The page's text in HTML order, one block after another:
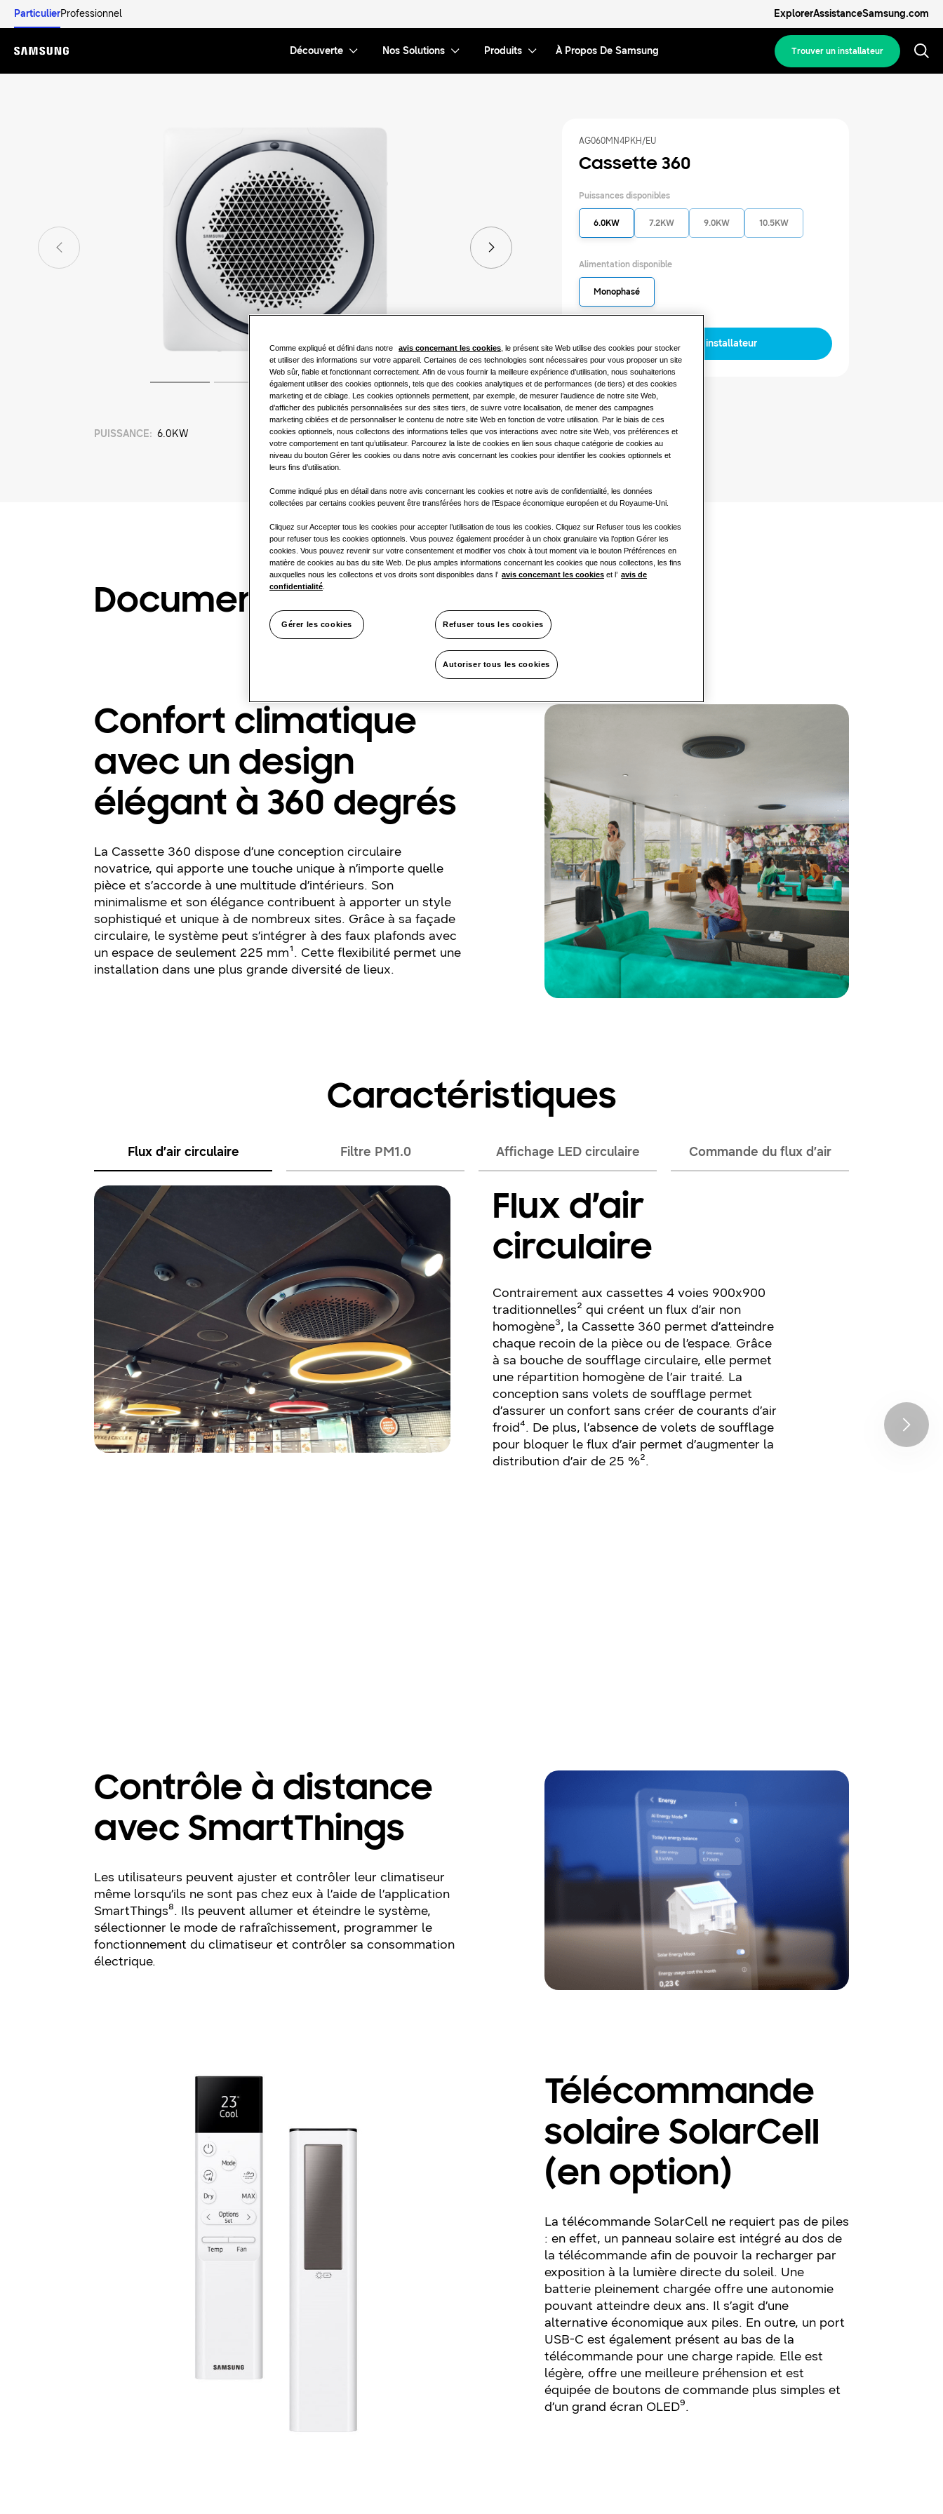
ParticulierProfessionnel ExplorerAssistanceSamsung.com
Menu
Découverte Nos Solutions Produits À Propos De Samsung Trouver un installateur
PUISSANCE: 6.0KW
Cassette 360
AG060MN4PKH/EU
Puissances disponibles
6.0KW 7.2KW 9.0KW 10.5KW
Alimentation disponible
Monophasé
Trouver un installateur
Documentation
Confort climatique
avec un design
élégant à 360 degrés
La Cassette 360 dispose d’une conception circulaire
novatrice, qui apporte une touche unique à n’importe quelle
pièce et s’accorde à une multitude d’intérieurs. Son
minimalisme et son élégance contribuent à apporter un style
sophistiqué et unique à de nombreux sites. Grâce à sa façade
circulaire, le système peut s’intégrer à des faux plafonds avec
un espace de seulement 225 mm¹. Cette flexibilité permet une
installation dans une plus grande diversité de lieux.
Caractéristiques
Flux d’air circulaire Filtre PM1.0 Affichage LED circulaire Commande du flux d’air
Flux d’air
circulaire
Contrairement aux cassettes 4 voies 900x900
traditionnelles² qui créent un flux d’air non
homogène³, la Cassette 360 permet d’atteindre
chaque recoin de la pièce ou de l’espace. Grâce
à sa bouche de soufflage circulaire, elle permet
une répartition homogène de l’air traité. La
conception sans volets de soufflage permet
d’assurer un confort sans créer de courants d’air
froid⁴. De plus, l’absence de volets de soufflage
pour bloquer le flux d’air permet d’augmenter la
distribution d’air de 25 %².
Contrôle à distance
avec SmartThings
Les utilisateurs peuvent ajuster et contrôler leur climatiseur
même lorsqu’ils ne sont pas chez eux à l’aide de l’application
SmartThings⁸. Ils peuvent allumer et éteindre le système,
sélectionner le mode de rafraîchissement, programmer le
fonctionnement du climatiseur et contrôler sa consommation
électrique.
Télécommande
solaire SolarCell
(en option)
La télécommande SolarCell ne requiert pas de piles
: en effet, un panneau solaire est intégré au dos de
la télécommande afin de pouvoir la recharger par
exposition à la lumière directe du soleil. Une
batterie pleinement chargée offre une autonomie
pouvant atteindre deux ans. Il s’agit d’une
alternative économique aux piles. En outre, un port
USB-C est également présent au bas de la
télécommande pour une charge rapide. Elle est
légère, offre une meilleure préhension et est
équipée de boutons de commande plus simples et
d’un grand écran OLED⁹.
Comme expliqué et défini dans notre avis concernant les cookies , le présent site Web utilise des cookies pour stocker
et utiliser des informations sur votre appareil. Certaines de ces technologies sont nécessaires pour vous proposer un site
Web sûr, fiable et fonctionnant correctement. Afin de vous fournir la meilleure expérience d’utilisation, nous souhaiterions
également utiliser des cookies optionnels, tels que des cookies analytiques et de performances (de tiers) et des cookies
marketing et de ciblage. Les cookies optionnels permettent, par exemple, de mesurer l’audience de notre site Web,
d’afficher des publicités personnalisées sur des sites tiers, de suivre votre localisation, de mener des campagnes
marketing ciblées et de personnaliser le contenu de notre site Web en fonction de votre utilisation. Par le biais de ces
cookies optionnels, nous collectons des informations telles que vos interactions avec notre site Web, vos préférences et
votre comportement en tant qu’utilisateur. Parcourez la liste de cookies en lien sous chaque catégorie de cookies au
niveau du bouton Gérer les cookies ou dans notre avis concernant les cookies pour identifier les cookies optionnels et
leurs fins d’utilisation.
Comme indiqué plus en détail dans notre avis concernant les cookies et notre avis de confidentialité, les données
collectées par certains cookies peuvent être transférées hors de l’Espace économique européen et du Royaume-Uni.
Cliquez sur Accepter tous les cookies pour accepter l’utilisation de tous les cookies. Cliquez sur Refuser tous les cookies
pour refuser tous les cookies optionnels. Vous pouvez également procéder à un choix granulaire via l’option Gérer les
cookies. Vous pouvez revenir sur votre consentement et modifier vos choix à tout moment via le bouton Préférences en
matière de cookies au bas du site Web. De plus amples informations concernant les cookies que nous collectons, les fins
auxquelles nous les collectons et vos droits sont disponibles dans l’ avis concernant les cookies et l’ avis de
confidentialité
Gérer les cookies Refuser tous les cookies
Autoriser tous les cookies